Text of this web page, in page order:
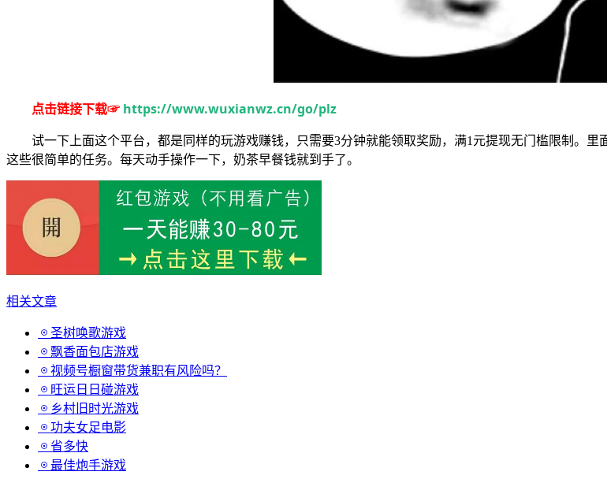
点击链接下载☞ https://www.wuxianwz.cn/go/plz
试一下上面这个平台，都是同样的玩游戏赚钱，只需要3分钟就能领取奖励，满1元提现无门槛限制。
这些很简单的任务。每天动手操作一下，奶茶早餐钱就到手了。
相关文章
圣树唤歌游戏
飘香面包店游戏
视频号橱窗带货兼职有风险吗？
旺运日日碰游戏
乡村旧时光游戏
功夫女足电影
省多快
最佳炮手游戏